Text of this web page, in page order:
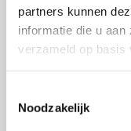
partners kunnen
informatie die u
verzameld op basis
Noodzakelijk
makkelijk:
waarom
allebei